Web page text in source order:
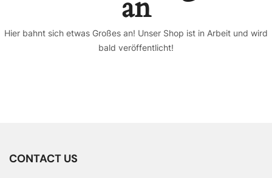
Hier bahnt sich etwas Großes an! Unser Shop ist in Arbeit und wird
bald veröffentlicht!
CONTACT US